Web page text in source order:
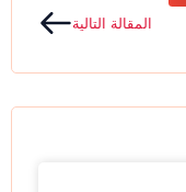
المقالة التاليةNext